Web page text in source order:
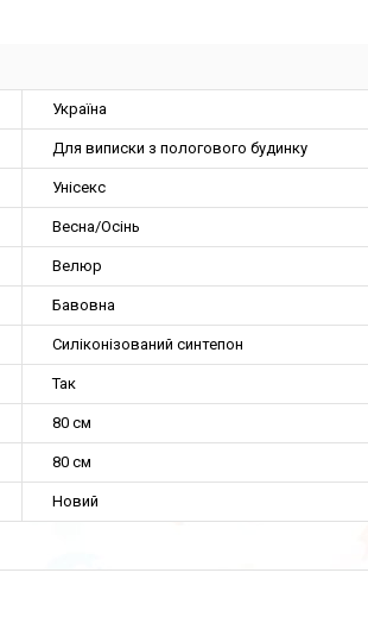
Україна
Для виписки з пологового будинку
Унісекс
Весна/Осінь
Велюр
Бавовна
Силіконізований синтепон
Так
80 см
80 см
Новий